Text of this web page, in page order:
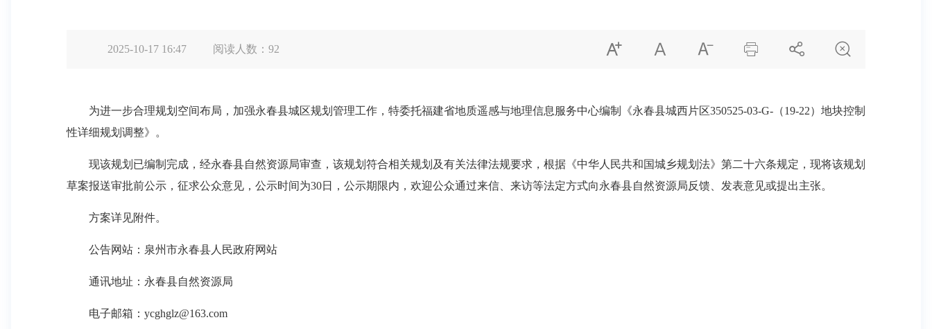
2025-10-17 16:47 阅读人数： 92      
为进一步合理规划空间布局，加强永春县城区规划管理工作，特委托福建省地质遥感与地理信息服务中心编制《永春县城西片区350525-03-G-（19-22）地块控制
性详细规划调整》。
现该规划已编制完成，经永春县自然资源局审查，该规划符合相关规划及有关法律法规要求，根据《中华人民共和国城乡规划法》第二十六条规定，现将该规划
草案报送审批前公示，征求公众意见，公示时间为30日，公示期限内，欢迎公众通过来信、来访等法定方式向永春县自然资源局反馈、发表意见或提出主张。
方案详见附件。
公告网站：泉州市永春县人民政府网站
通讯地址：永春县自然资源局
电子邮箱：ycghglz@163.com